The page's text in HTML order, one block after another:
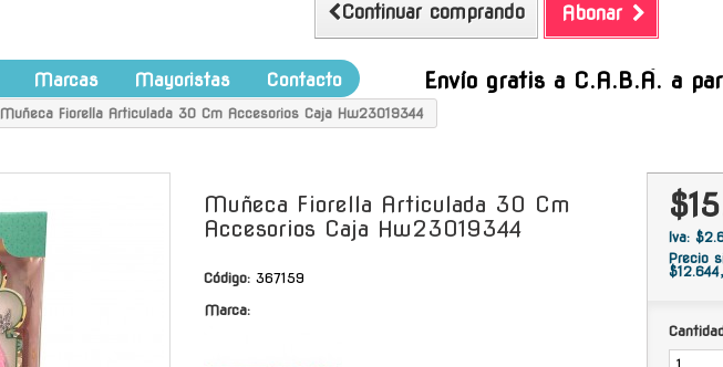
Continuar comprando Abonar
Marcas Mayoristas Contacto
-
Envío gratis a C.A.B.A. a
Muñeca Fiorella Articulada 30 Cm Accesorios Caja Hw23019344
Muñeca Fiorella Articulada 30 Cm
Accesorios Caja Hw23019344
Código: 367159
Marca:
Iva:
Precio